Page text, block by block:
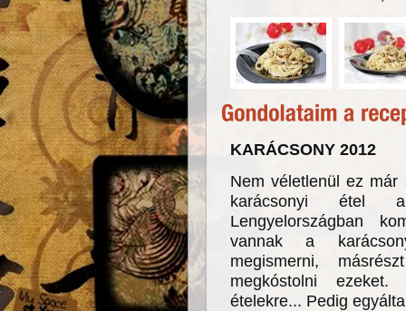
KARÁCSONY 2012
Nem véletlenül ez már
karácsonyi étel a
Lengyelországban
vannak a
megismerni,
megkóstolni
ételekre... Pedig